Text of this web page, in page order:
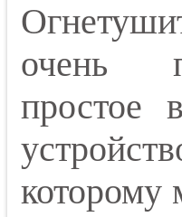
очень
простое
которому